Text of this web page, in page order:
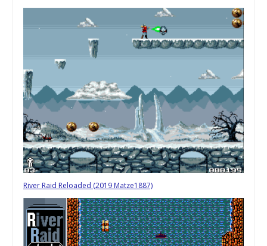
River Raid Reloaded (2019 Matze1887)